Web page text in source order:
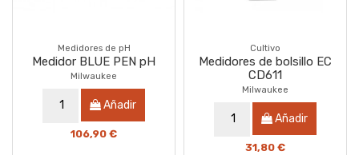
Medidores de pH
Medidor BLUE PEN pH
Milwaukee
Añadir
106,90 €
Cultivo
Medidores de bolsillo EC
CD611
Milwaukee
Añadir
31,80 €